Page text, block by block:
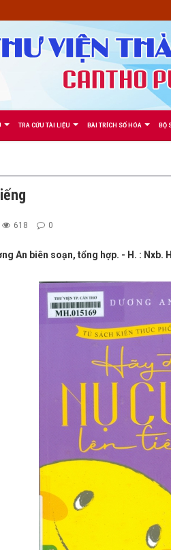
TRA CỨU TÀI LIỆU BÀI TRÍCH SỐ HÓA BỘ
618 0
An biên soạn, tổng hợp. - H. :